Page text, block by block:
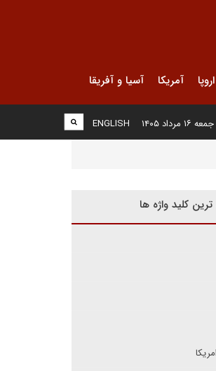
اروپا آمریکا آسیا و آفریقا
ENGLISH جمعه ۱۶ مرداد ۱۴۰۵
ترین کلید واژه ها